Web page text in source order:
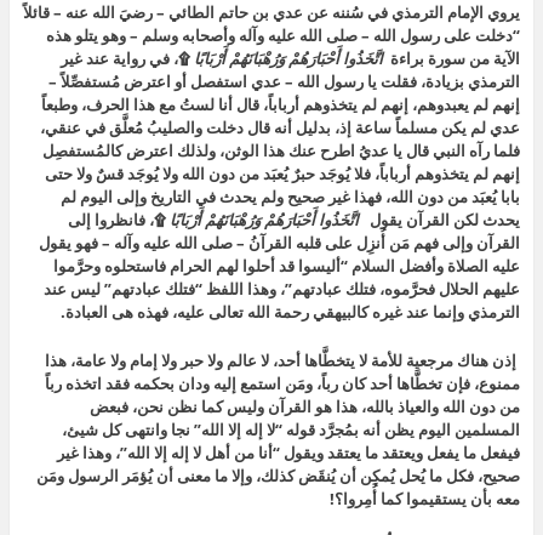
يروي الإمام الترمذي في سُننه عن عدي بن حاتم الطائي – رضيَ الله عنه – قائلاً
“دخلت على رسول الله – صلى الله عليه وآله وأصحابه وسلم – وهو يتلو هذه
الآية من سورة براءة اتَّخَذُوا أَحْبَارَهُمْ وَرُهْبَانَهُمْ أَرْبَابًا ۩، في رواية عند غير
الترمذي بزيادة، فقلت يا رسول الله – عدي استفصل أو اعترض مُستفصِّلاً –
إنهم لم يعبدوهم، إنهم لم يتخذوهم أرباباً، قال أنا لستُ مع هذا الحرف، وطبعاً
عدي لم يكن مسلماً ساعة إذ، بدليل أنه قال دخلت والصليبُ مُعلَّق في عنقي،
فلما رآه النبي قال يا عديُ اطرح عنك هذا الوثن، ولذلك اعترض كالمُستفصِل
إنهم لم يتخذوهم أرباباً، فلا يُوجَد حبرٌ يُعبَد من دون الله ولا يُوجَد قسٌ ولا حتى
بابا يُعبَد من دون الله، فهذا غير صحيح ولم يحدث في التاريخ وإلى اليوم لم
يحدث لكن القرآن يقول اتَّخَذُوا أَحْبَارَهُمْ وَرُهْبَانَهُمْ أَرْبَابًا ۩، فانظروا إلى
القرآن وإلى فهم مَن أُنزِل على قلبه القرآنُ – صلى الله عليه وآله – فهو يقول
عليه الصلاة وأفضل السلام “أليسوا قد أحلوا لهم الحرام فاستحلوه وحرَّموا
عليهم الحلال فحرَّموه، فتلك عبادتهم”، وهذا اللفظ “فتلك عبادتهم” ليس عند
الترمذي وإنما عند غيره كالبيهقي رحمة الله تعالى عليه، فهذه هى العبادة.
إذن هناك مرجعية للأمة لا يتخطَّاها أحد، لا عالم ولا حبر ولا إمام ولا عامة، هذا
ممنوع، فإن تخطَّاها أحد كان رباً، ومَن استمع إليه ودان بحكمه فقد اتخذه رباً
من دون الله والعياذ بالله، هذا هو القرآن وليس كما نظن نحن، فبعض
المسلمين اليوم يظن أنه بمُجرَّد قوله “لا إله إلا الله” نجا وانتهى كل شيئ،
فيفعل ما يفعل ويعتقد ما يعتقد ويقول “أنا من أهل لا إله إلا الله”، وهذا غير
صحيح، فكل ما يُحل يُمكِن أن يُنقَض كذلك، وإلا ما معنى أن يُؤمَر الرسول ومَن
معه بأن يستقيموا كما أُمِروا؟!